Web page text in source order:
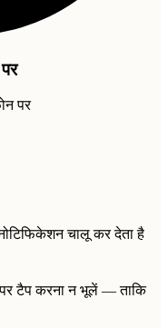
पर
चालू कर देता है
टैप करना न भूलें — ताकि